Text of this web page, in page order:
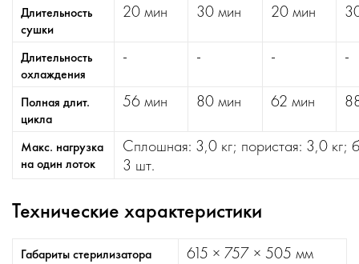
Длительность
сушки
20 мин 30 мин 20 мин
Длительность
охлаждения
- - - -
Полная длит.
цикла
56 мин 80 мин 62 мин
Макс. нагрузка
на один лоток
Cплошная: 3,0 кг; пористая: 3,0 кг;
3 шт.
Технические характеристики
Габариты стерилизатора
615 × 757 × 505 мм